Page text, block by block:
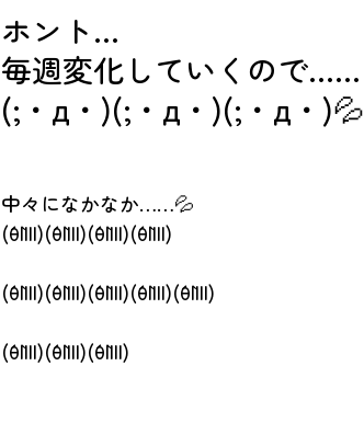
ホント…
毎週変化していくので……
(;・д・)(;・д・)(;・д・)💦
中々になかなか……💦
(´θ`llll)(´θ`llll)(´θ`llll)(´θ`llll)
(´θ`llll)(´θ`llll)(´θ`llll)(´θ`llll)(´θ`llll)
(´θ`llll)(´θ`llll)(´θ`llll)